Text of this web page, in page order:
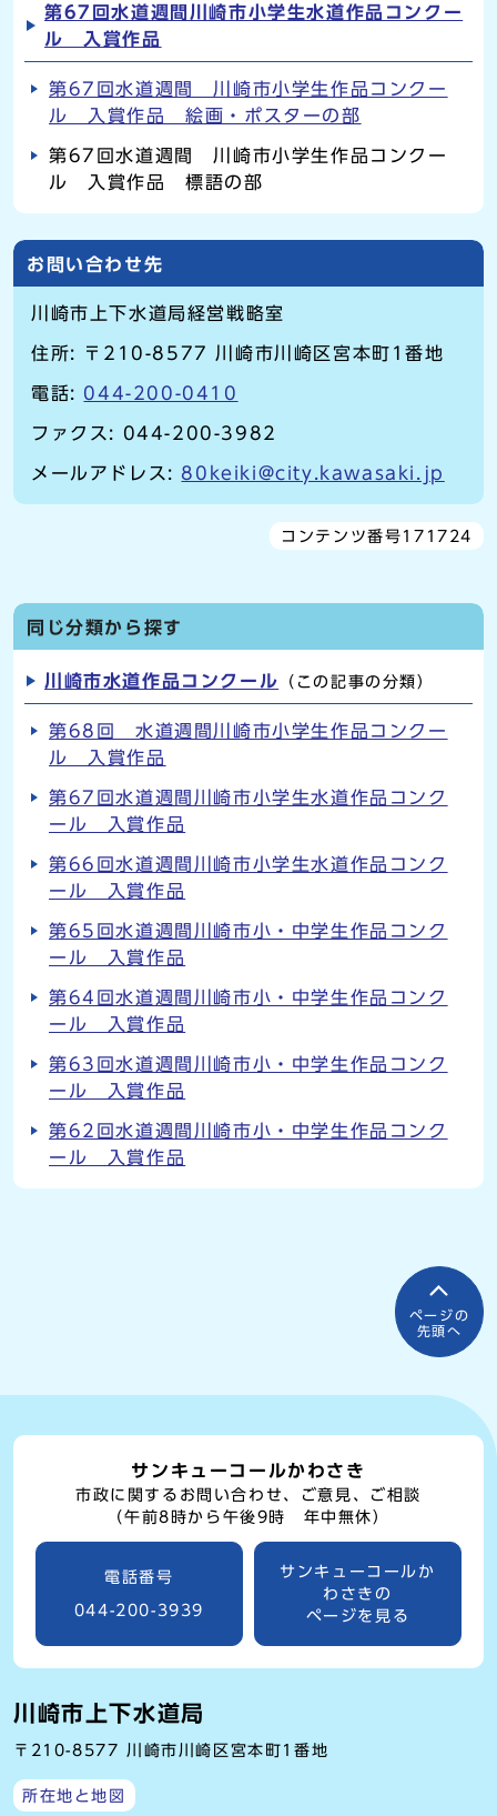
第67回水道週間川崎市小学生水道作品コンクー
ル 入賞作品
第67回水道週間 川崎市小学生作品コンクー
ル 入賞作品 絵画・ポスターの部
第67回水道週間 川崎市小学生作品コンクー
ル 入賞作品 標語の部
お問い合わせ先
川崎市上下水道局経営戦略室
住所: 〒210-8577 川崎市川崎区宮本町1番地
電話: 044-200-0410
ファクス: 044-200-3982
メールアドレス: 80keiki@city.kawasaki.jp
コンテンツ番号171724
同じ分類から探す
川崎市水道作品コンクール （この記事の分類）
第68回 水道週間川崎市小学生作品コンクー
ル 入賞作品
第67回水道週間川崎市小学生水道作品コンク
ール 入賞作品
第66回水道週間川崎市小学生水道作品コンク
ール 入賞作品
第65回水道週間川崎市小・中学生作品コンク
ール 入賞作品
第64回水道週間川崎市小・中学生作品コンク
ール 入賞作品
第63回水道週間川崎市小・中学生作品コンク
ール 入賞作品
第62回水道週間川崎市小・中学生作品コンク
ール 入賞作品
ページの
先頭へ
サンキューコールかわさき
市政に関するお問い合わせ、ご意見、ご相談
（午前8時から午後9時 年中無休）
電話番号
044-200-3939
サンキューコールか
わさきの
ページを見る
川崎市上下水道局
〒210-8577 川崎市川崎区宮本町1番地
所在地と地図